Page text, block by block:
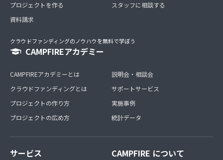
プロジェクトを作る
資料請求
スタッフに相談する
クラウドファンディングのノウハウを無料で学ぼう
CAMPFIREアカデミー
CAMPFIREアカデミーとは
クラウドファンディングとは
プロジェクトの作り方
プロジェクトの広め方
説明会・相談会
サポートサービス
実施事例
統計データ
サービス CAMPFIRE について